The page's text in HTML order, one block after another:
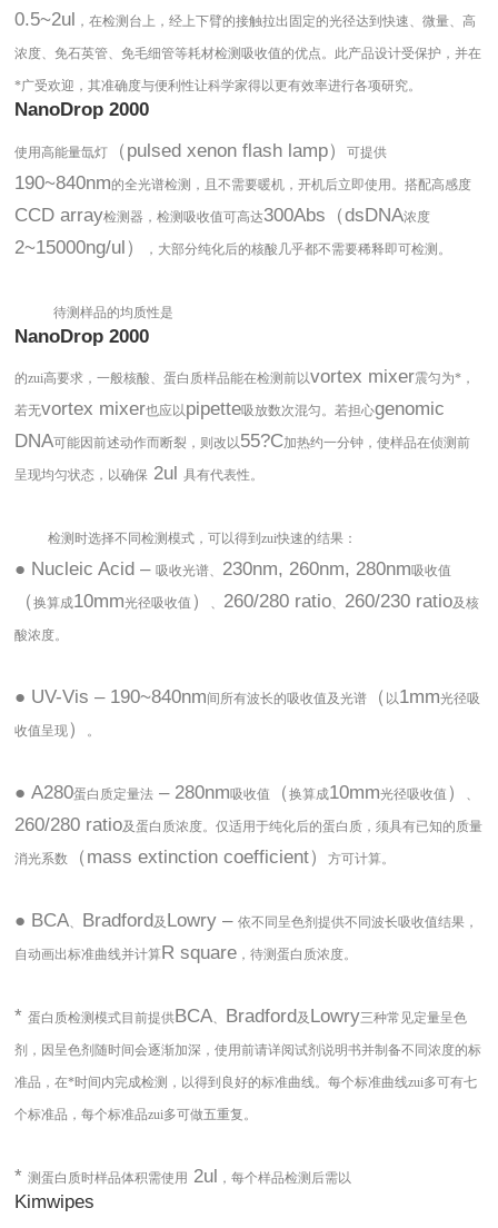
0.5~2ul ，在检测台上，经上下臂的接触拉出固定的光径达到快速、微量、高
浓度、免石英管、免毛细管等耗材检测吸收值的优点。此产品设计受保护，并在
*广受欢迎，其准确度与便利性让科学家得以更有效率进行各项研究。
NanoDrop 2000
使用高能量氙灯 （pulsed xenon flash lamp）可提供
190~840nm的全光谱检测，且不需要暖机，开机后立即使用。搭配高感度
CCD array检测器，检测吸收值可高达300Abs（dsDNA浓度
2~15000ng/ul） ，大部分纯化后的核酸几乎都不需要稀释即可检测。
待测样品的均质性是
NanoDrop 2000
的zui高要求，一般核酸、蛋白质样品能在检测前以vortex mixer震匀为*，
若无vortex mixer也应以pipette吸放数次混匀。若担心genomic
DNA可能因前述动作而断裂，则改以55?C加热约一分钟，使样品在侦测前
呈现均匀状态，以确保 2ul具有代表性。
检测时选择不同检测模式，可以得到zui快速的结果：
● Nucleic Acid –吸收光谱、 230nm, 260nm, 280nm吸收值
（换算成10mm光径吸收值 ） 、 260/280 ratio、 260/230 ratio及核
酸浓度。
● UV-Vis – 190~840nm间所有波长的吸收值及光谱 （ 以1mm光径吸
收值呈现 ） 。
● A280蛋白质定量法 – 280nm吸收值 （换算成10mm光径吸收值 ） 、
260/280 ratio及蛋白质浓度。仅适用于纯化后的蛋白质，须具有已知的质量
消光系数 （mass extinction coefficient）方可计算。
● BCA、 Bradford及 Lowry –依不同呈色剂提供不同波长吸收值结果，
自动画出标准曲线并计算R square ，待测蛋白质浓度。
*蛋白质检测模式目前提供BCA、 Bradford及 Lowry三种常见定量呈色
剂，因呈色剂随时间会逐渐加深，使用前请详阅试剂说明书并制备不同浓度的标
准品，在*时间内完成检测，以得到良好的标准曲线。每个标准曲线zui多可有七
个标准品，每个标准品zui多可做五重复。
*测蛋白质时样品体积需使用 2ul ，每个样品检测后需以
Kimwipes